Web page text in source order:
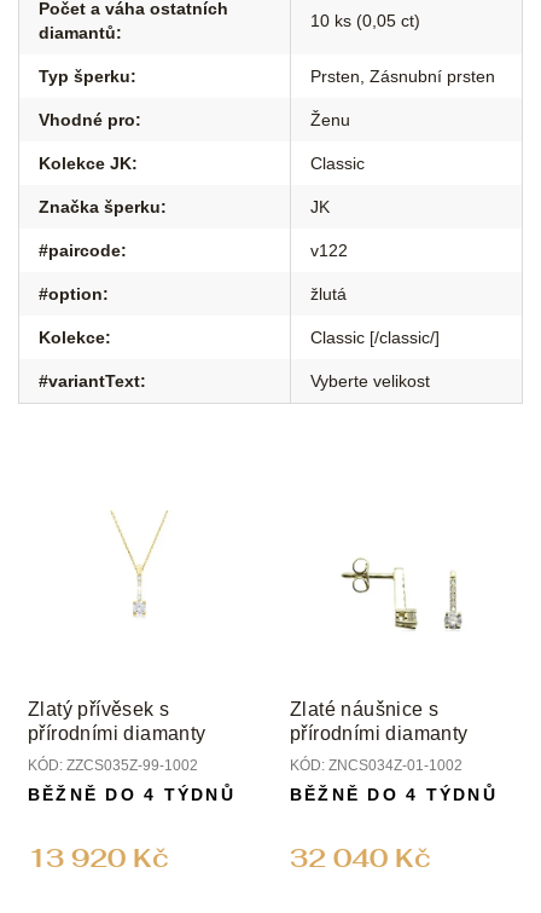
Počet a váha ostatních
diamantů:
10 ks (0,05 ct)
Typ šperku: Prsten Zásnubní prsten
Vhodné pro: Ženu
Kolekce JK: Classic
Značka šperku: JK
#paircode: v122
#option: žlutá
Kolekce: Classic [/classic/]
#variantText: Vyberte velikost
Zlatý přívěsek s
přírodními diamanty
KÓD: ZZCS035Z-99-1002
13 920 Kč
BĚŽNĚ DO 4 TÝDNŮ
Zlaté náušnice s
přírodními diamanty
KÓD: ZNCS034Z-01-1002
32 040 Kč
BĚŽNĚ DO 4 TÝDNŮ